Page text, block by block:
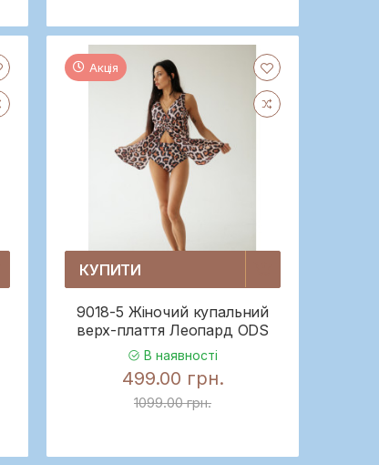
Акція
КУПИТИ
9018-5 Жіночий купальний
верх-плаття Леопард ODS
В наявності
499.00 грн.
1099.00 грн.